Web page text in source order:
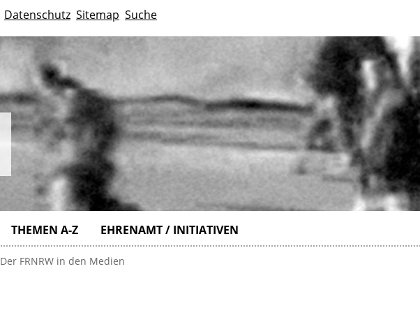
Datenschutz Sitemap Suche
THEMEN A-Z EHRENAMT / INITIATIVEN
Der FRNRW in den Medien